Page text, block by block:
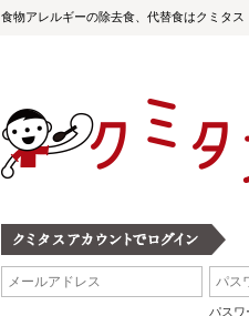
食物アレルギーの除去食、代替食はクミタス
パス